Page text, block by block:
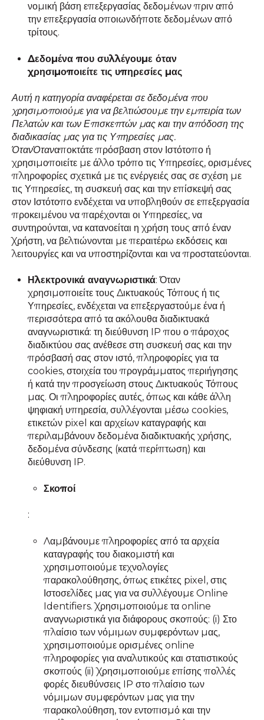
νομική βάση επεξεργασίας δεδομένων πριν από
την επεξεργασία οποιωνδήποτε δεδομένων από
τρίτους.
Δεδομένα που συλλέγουμε όταν
χρησιμοποιείτε τις υπηρεσίες μας
Αυτή η κατηγορία αναφέρεται σε δεδομένα που
χρησιμοποιούμε για να βελτιώσουμε την εμπειρία των
Πελατών και των Επισκεπτών μας και την απόδοση της
διαδικασίας μας για τις Υπηρεσίες μας.
ΌτανΌταναποκτάτε πρόσβαση στον Ιστότοπο ή
χρησιμοποιείτε με άλλο τρόπο τις Υπηρεσίες, ορισμένες
πληροφορίες σχετικά με τις ενέργειές σας σε σχέση με
τις Υπηρεσίες, τη συσκευή σας και την επίσκεψή σας
στον Ιστότοπο ενδέχεται να υποβληθούν σε επεξεργασία
προκειμένου να παρέχονται οι Υπηρεσίες, να
συντηρούνται, να κατανοείται η χρήση τους από έναν
Χρήστη, να βελτιώνονται με περαιτέρω εκδόσεις και
λειτουργίες και να υποστηρίζονται και να προστατεύονται.
Ηλεκτρονικά αναγνωριστικά: Όταν
χρησιμοποιείτε τους Δικτυακούς Τόπους ή τις
Υπηρεσίες, ενδέχεται να επεξεργαστούμε ένα ή
περισσότερα από τα ακόλουθα διαδικτυακά
αναγνωριστικά: τη διεύθυνση IP που ο πάροχος
διαδικτύου σας ανέθεσε στη συσκευή σας και την
πρόσβασή σας στον ιστό, πληροφορίες για τα
cookies, στοιχεία του προγράμματος περιήγησης
ή κατά την προσγείωση στους Δικτυακούς Τόπους
μας. Οι πληροφορίες αυτές, όπως και κάθε άλλη
ψηφιακή υπηρεσία, συλλέγονται μέσω cookies,
ετικετών pixel και αρχείων καταγραφής και
περιλαμβάνουν δεδομένα διαδικτυακής χρήσης,
δεδομένα σύνδεσης (κατά περίπτωση) και
διεύθυνση IP.
Σκοποί
:
Λαμβάνουμε πληροφορίες από τα αρχεία
καταγραφής του διακομιστή και
χρησιμοποιούμε τεχνολογίες
παρακολούθησης, όπως ετικέτες pixel, στις
Ιστοσελίδες μας για να συλλέγουμε Online
Identifiers. Χρησιμοποιούμε τα online
αναγνωριστικά για διάφορους σκοπούς: (i) Στο
πλαίσιο των νόμιμων συμφερόντων μας,
χρησιμοποιούμε ορισμένες online
πληροφορίες για αναλυτικούς και στατιστικούς
σκοπούς (ii) Χρησιμοποιούμε επίσης πολλές
φορές διευθύνσεις IP στο πλαίσιο των
νόμιμων συμφερόντων μας για την
παρακολούθηση, τον εντοπισμό και την